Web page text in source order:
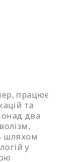
працює
та
два
шляхом
у